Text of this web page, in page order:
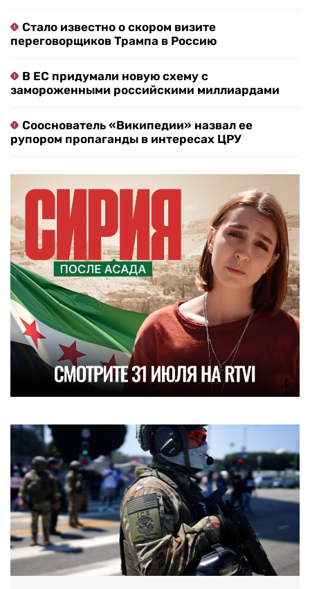
Стало известно о скором визите
переговорщиков Трампа в Россию
В ЕС придумали новую схему с
замороженными российскими миллиардами
Сооснователь «Википедии» назвал ее
рупором пропаганды в интересах ЦРУ